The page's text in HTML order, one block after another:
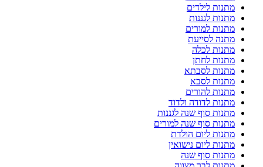
מתנות לילדים
מתנות לגננות
מתנות למורים
מתנה לסייעת
מתנות לכלה
מתנות לחתן
מתנות לסבתא
מתנות לסבא
מתנות להורים
מתנות לדודה ולדוד
מתנות סוף שנה לגננות
מתנות סוף שנה למורים
מתנות ליום הולדת
מתנות ליום נישואין
מתנות סוף שנה